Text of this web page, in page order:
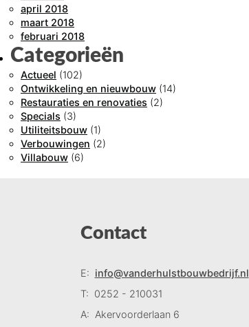
april 2018
maart 2018
februari 2018
Categorieën
Actueel (102)
Ontwikkeling en nieuwbouw (14)
Restauraties en renovaties (2)
Specials (3)
Utiliteitsbouw (1)
Verbouwingen (2)
Villabouw (6)
Contact
E: info@vanderhulstbouwbedrijf.nl
T: 0252 - 210031
A: Akervoorderlaan 6